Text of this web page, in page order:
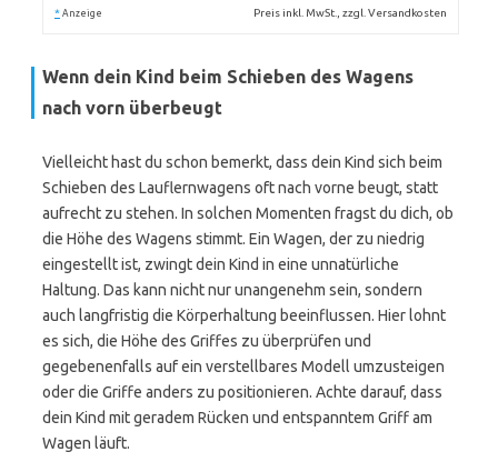
* Anzeige Preis inkl. MwSt., zzgl. Versandkosten
Wenn dein Kind beim Schieben des Wagens
nach vorn überbeugt
Vielleicht hast du schon bemerkt, dass dein Kind sich beim
Schieben des Lauflernwagens oft nach vorne beugt, statt
aufrecht zu stehen. In solchen Momenten fragst du dich, ob
die Höhe des Wagens stimmt. Ein Wagen, der zu niedrig
eingestellt ist, zwingt dein Kind in eine unnatürliche
Haltung. Das kann nicht nur unangenehm sein, sondern
auch langfristig die Körperhaltung beeinflussen. Hier lohnt
es sich, die Höhe des Griffes zu überprüfen und
gegebenenfalls auf ein verstellbares Modell umzusteigen
oder die Griffe anders zu positionieren. Achte darauf, dass
dein Kind mit geradem Rücken und entspanntem Griff am
Wagen läuft.